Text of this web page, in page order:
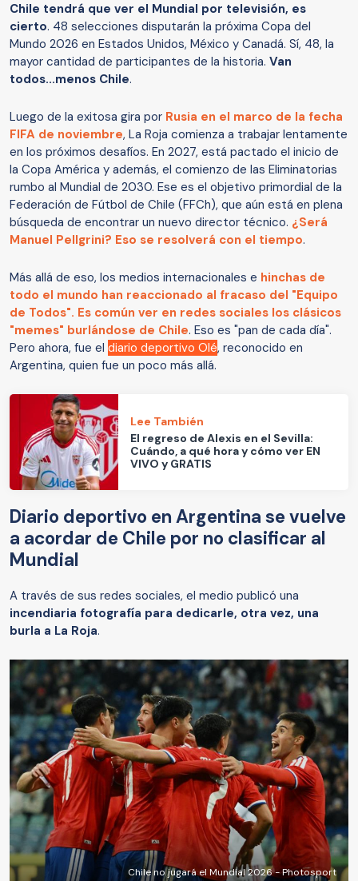
Chile tendrá que ver el Mundial por televisión, es
cierto. 48 selecciones disputarán la próxima Copa del
Mundo 2026 en Estados Unidos, México y Canadá. Sí, 48, la
mayor cantidad de participantes de la historia. Van
todos...menos Chile.
Luego de la exitosa gira por Rusia en el marco de la fecha
FIFA de noviembre, La Roja comienza a trabajar lentamente
en los próximos desafíos. En 2027, está pactado el inicio de
la Copa América y además, el comienzo de las Eliminatorias
rumbo al Mundial de 2030. Ese es el objetivo primordial de la
Federación de Fútbol de Chile (FFCh), que aún está en plena
búsqueda de encontrar un nuevo director técnico. ¿Será
Manuel Pellgrini? Eso se resolverá con el tiempo.
Más allá de eso, los medios internacionales e hinchas de
todo el mundo han reaccionado al fracaso del "Equipo
de Todos". Es común ver en redes sociales los clásicos
"memes" burlándose de Chile. Eso es "pan de cada día".
Pero ahora, fue el diario deportivo Olé, reconocido en
Argentina, quien fue un poco más allá.
Lee También
El regreso de Alexis en el Sevilla:
Cuándo, a qué hora y cómo ver EN
VIVO y GRATIS
Diario deportivo en Argentina se vuelve
a acordar de Chile por no clasificar al
Mundial
A través de sus redes sociales, el medio publicó una
incendiaria fotografía para dedicarle, otra vez, una
burla a La Roja.
Chile no jugará el Mundial 2026 - Photosport